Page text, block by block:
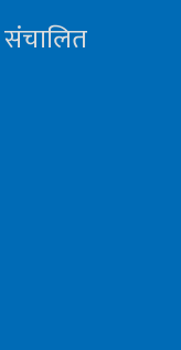
संचालित